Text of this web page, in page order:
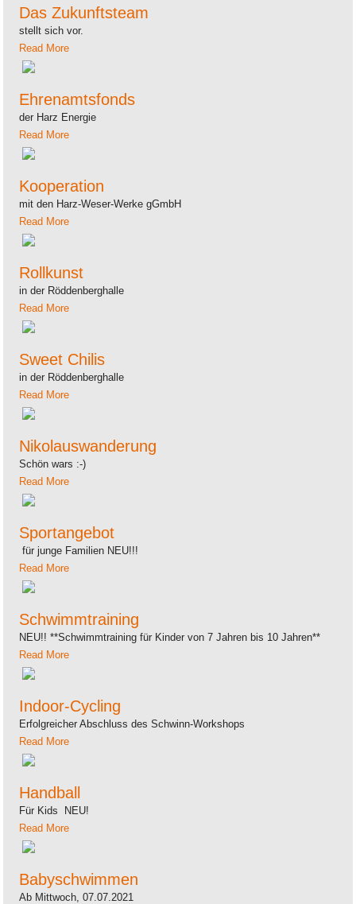
Das Zukunftsteam
stellt sich vor.
Read More
Ehrenamtsfonds
der Harz Energie
Read More
Kooperation
mit den Harz-Weser-Werke gGmbH
Read More
Rollkunst
in der Röddenberghalle
Read More
Sweet Chilis
in der Röddenberghalle
Read More
Nikolauswanderung
Schön wars :-)
Read More
Sportangebot
für junge Familien NEU!!!
Read More
Schwimmtraining
NEU!! **Schwimmtraining für Kinder von 7 Jahren bis 10 Jahren**
Read More
Indoor-Cycling
Erfolgreicher Abschluss des Schwinn-Workshops
Read More
Handball
Für Kids NEU!
Read More
Babyschwimmen
Ab Mittwoch, 07.07.2021